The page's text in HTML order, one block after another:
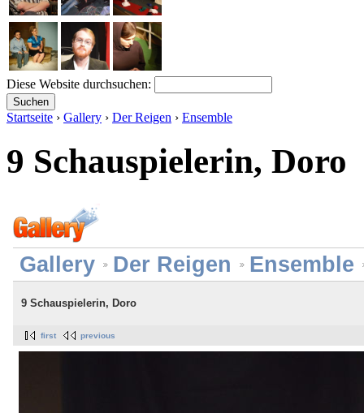
Diese Website durchsuchen:
Startseite › Gallery › Der Reigen › Ensemble
9 Schauspielerin, Doro
Gallery Der Reigen Ensemble
9 Schauspielerin, Doro
first previous